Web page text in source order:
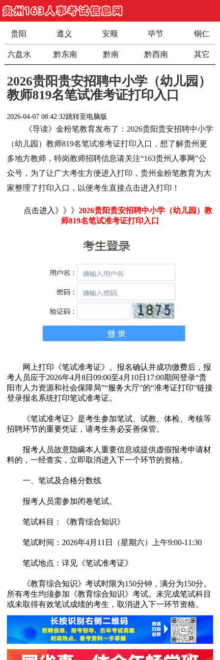
贵阳 遵义 安顺 毕节 铜仁
六盘水 黔东南 黔南 黔西南 其它
2026贵阳贵安招聘中小学（幼儿园）
教师819名笔试准考证打印入口
2026-04-07 08:42:32跳转至电脑版
《导读》金粉笔教育发布了：2026贵阳贵安招聘中小学
（幼儿园）教师819名笔试准考证打印入口，想了解贵州更
多地方教师，特岗教师招聘信息请关注“163贵州人事网”公
众号，为了让广大考生方便进入打印，贵州金粉笔教育为大
家整理了打印入口，以便考生直接点击进入打印！
点击进入》》》 2026贵阳贵安招聘中小学（幼儿园）教
师819名笔试准考证打印入口
网上打印《笔试准考证》。报名确认并成功缴费后，报
考人员应于2026年4月8日09:00至4月10日17:00期间登录“贵
阳市人力资源和社会保障局”“服务大厅”的“准考证打印”链接
登录报名系统打印笔试准考证。
《笔试准考证》是考生参加笔试、试教、体检、考核等
招聘环节的重要凭证，请考生务必妥善保管。
报考人员故意隐瞒本人重要信息或提供虚假报考申请材
料的，一经查实，立即取消进入下一个环节的资格。
一、笔试及合格分数线
报考人员需参加闭卷笔试。
笔试科目：《教育综合知识》
笔试时间：2026年4月11日（星期六）上午9:00-11:30
笔试地点：详见《笔试准考证》
《教育综合知识》考试时限为150分钟，满分为150分。
所有考生均须参加《教育综合知识》考试。未完成笔试科目
或未取得有效笔试成绩的考生，取消进入下一环节资格。